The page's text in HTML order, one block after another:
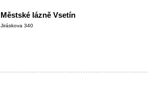
Městské lázně Vsetín
Jiráskova 340